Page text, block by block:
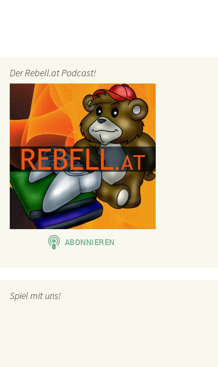
Der Rebell.at Podcast!
Spiel mit uns!